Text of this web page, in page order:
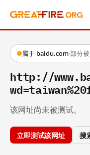
属于 baidu.com·部分
http://
该网址尚未被测试。
立即测试该网址 搜